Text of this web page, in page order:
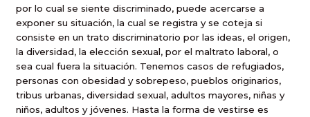
por lo cual se siente discriminado, puede acercarse a
exponer su situación, la cual se registra y se coteja si
consiste en un trato discriminatorio por las ideas, el origen,
la diversidad, la elección sexual, por el maltrato laboral, o
sea cual fuera la situación. Tenemos casos de refugiados,
personas con obesidad y sobrepeso, pueblos originarios,
tribus urbanas, diversidad sexual, adultos mayores, niñas y
niños, adultos y jóvenes. Hasta la forma de vestirse es